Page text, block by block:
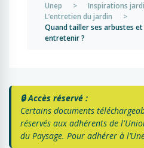
Unep > Inspirations
L’entretien du jardin
>
Quand tailler ses arbustes
entretenir ?
🔒 Accès réservé :
Certains documents
réservés aux adhérents de
du Paysage. Pour adhérer à